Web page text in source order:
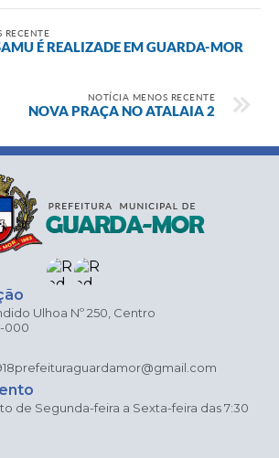
RECENTE
É REALIZADE EM GUARDA-MOR
NOTÍCIA MENOS RECENTE
NOVA PRAÇA NO ATALAIA 2
Ulhoa Nº 250, Centro
000
prefeituraguardamor@gmail.com
de Segunda-feira a Sexta-feira das 7:30